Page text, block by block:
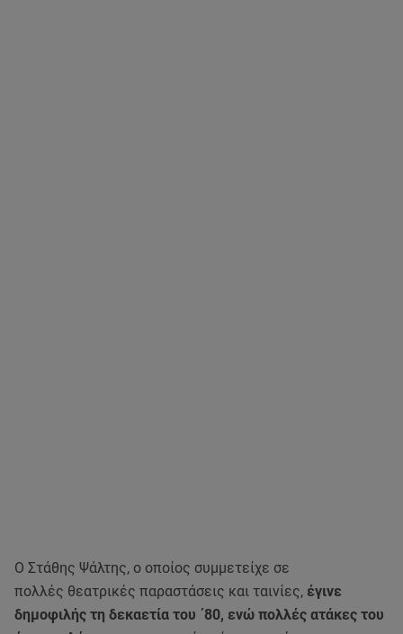
Ο Στάθης Ψάλτης, ο οποίος συμμετείχε σε
πολλές θεατρικές παραστάσεις και ταινίες, έγινε
δημοφιλής τη δεκαετία του ΄80, ενώ πολλές ατάκες του